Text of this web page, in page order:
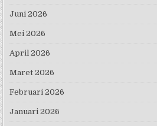
Juni 2026
Mei 2026
April 2026
Maret 2026
Februari 2026
Januari 2026